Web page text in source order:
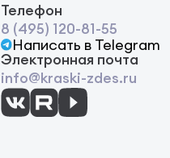
Телефон
8 (495) 120-81-55
Написать в Telegram
Электронная почта
info@kraski-zdes.ru